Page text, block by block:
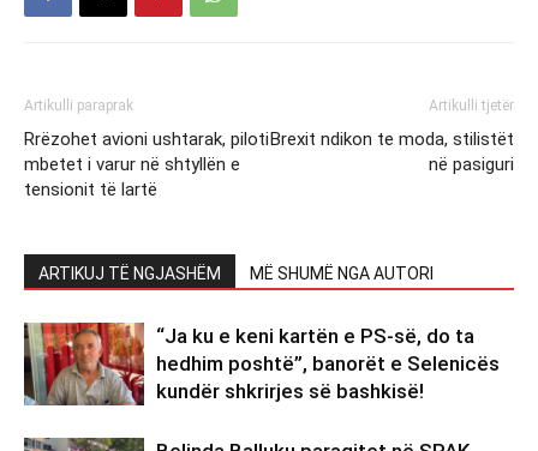
Artikulli paraprak
Rrëzohet avioni ushtarak, piloti
mbetet i varur në shtyllën e
tensionit të lartë
Artikulli tjetër
Brexit ndikon te moda, stilistët
në pasiguri
ARTIKUJ TË NGJASHËM MË SHUMË NGA AUTORI
“Ja ku e keni kartën e PS-së, do ta
hedhim poshtë”, banorët e Selenicës
kundër shkrirjes së bashkisë!